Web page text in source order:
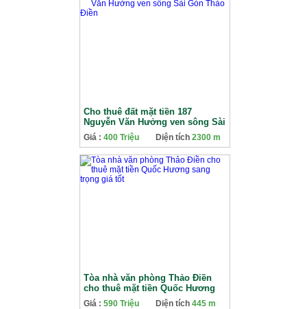
Cho thuê đất mặt tiền 187
Nguyễn Văn Hưởng ven sông Sài
Gòn Thảo Điền
Giá : 400 Triệu Diện tích 2300 m
Tòa nhà văn phòng Thảo Điền
cho thuê mặt tiền Quốc Hương
sang trọng giá tốt
Giá : 590 Triệu Diện tích 445 m